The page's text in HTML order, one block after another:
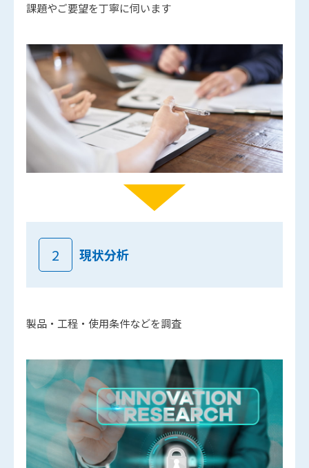
課題やご要望を丁寧に伺います
2 現状分析
製品・工程・使用条件などを調査